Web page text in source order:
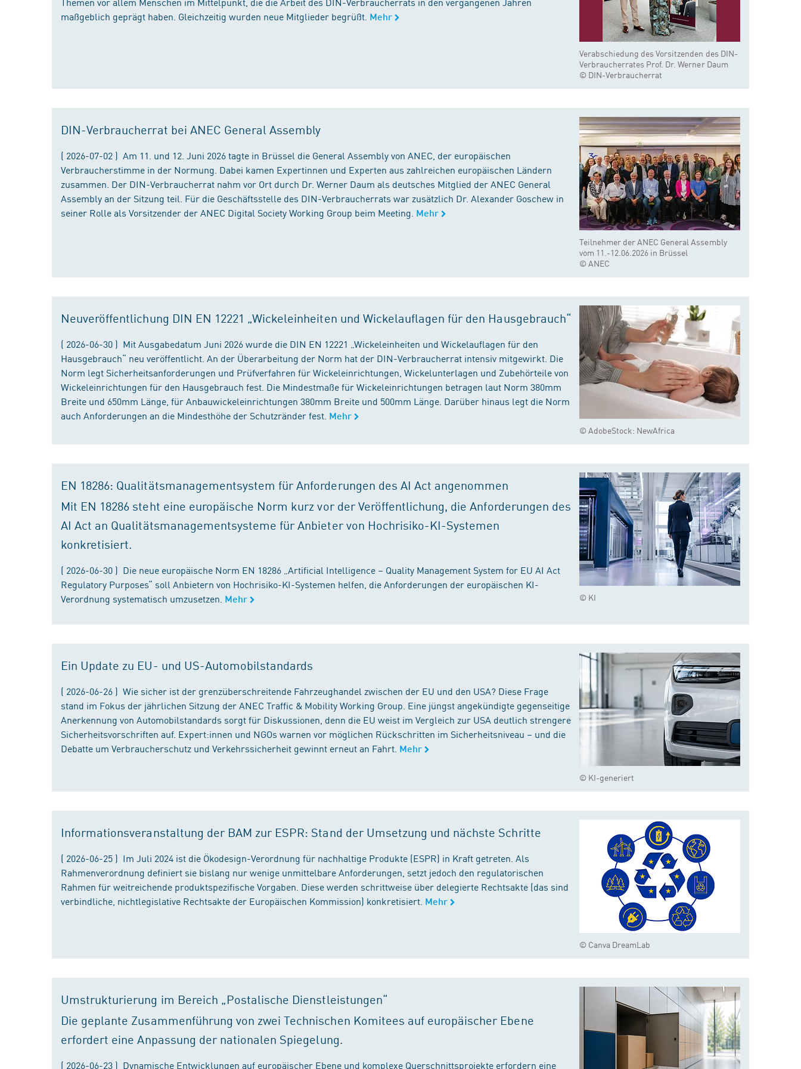
Verabschiedung des Vorsitzenden des DIN-
Verbraucherrates Prof. Dr. Werner Daum
© DIN-Verbraucherrat
maßgeblich geprägt haben. Gleichzeitig wurden neue Mitglieder begrüßt. Mehr
Teilnehmer der ANEC General Assembly
vom 11.-12.06.2026 in Brüssel
© ANEC
DIN-Verbraucherrat bei ANEC General Assembly
( 2026-07-02 ) Am 11. und 12. Juni 2026 tagte in Brüssel die General Assembly von ANEC, der europäischen
Verbraucherstimme in der Normung. Dabei kamen Expertinnen und Experten aus zahlreichen europäischen Ländern
zusammen. Der DIN-Verbraucherrat nahm vor Ort durch Dr. Werner Daum als deutsches Mitglied der ANEC General
Assembly an der Sitzung teil. Für die Geschäftsstelle des DIN-Verbraucherrats war zusätzlich Dr. Alexander Goschew in
seiner Rolle als Vorsitzender der ANEC Digital Society Working Group beim Meeting. Mehr
© AdobeStock: NewAfrica
Neuveröffentlichung DIN EN 12221 „Wickeleinheiten und Wickelauflagen für den Hausgebrauch“
( 2026-06-30 ) Mit Ausgabedatum Juni 2026 wurde die DIN EN 12221 „Wickeleinheiten und Wickelauflagen für den
Hausgebrauch“ neu veröffentlicht. An der Überarbeitung der Norm hat der DIN-Verbraucherrat intensiv mitgewirkt. Die
Norm legt Sicherheitsanforderungen und Prüfverfahren für Wickeleinrichtungen, Wickelunterlagen und Zubehörteile von
Wickeleinrichtungen für den Hausgebrauch fest. Die Mindestmaße für Wickeleinrichtungen betragen laut Norm 380mm
Breite und 650mm Länge, für Anbauwickeleinrichtungen 380mm Breite und 500mm Länge. Darüber hinaus legt die Norm
auch Anforderungen an die Mindesthöhe der Schutzränder fest. Mehr
© KI
EN 18286: Qualitätsmanagementsystem für Anforderungen des AI Act angenommen
Mit EN 18286 steht eine europäische Norm kurz vor der Veröffentlichung, die Anforderungen des
AI Act an Qualitätsmanagementsysteme für Anbieter von Hochrisiko-KI-Systemen
konkretisiert.
( 2026-06-30 ) Die neue europäische Norm EN 18286 „Artificial Intelligence – Quality Management System for EU AI Act
Regulatory Purposes“ soll Anbietern von Hochrisiko-KI-Systemen helfen, die Anforderungen der europäischen KI-
Verordnung systematisch umzusetzen. Mehr
© KI-generiert
Ein Update zu EU- und US-Automobilstandards
( 2026-06-26 ) Wie sicher ist der grenzüberschreitende Fahrzeughandel zwischen der EU und den USA? Diese Frage
stand im Fokus der jährlichen Sitzung der ANEC Traffic & Mobility Working Group. Eine jüngst angekündigte gegenseitige
Anerkennung von Automobilstandards sorgt für Diskussionen, denn die EU weist im Vergleich zur USA deutlich strengere
Sicherheitsvorschriften auf. Expert:innen und NGOs warnen vor möglichen Rückschritten im Sicherheitsniveau – und die
Debatte um Verbraucherschutz und Verkehrssicherheit gewinnt erneut an Fahrt. Mehr
© Canva DreamLab
Informationsveranstaltung der BAM zur ESPR: Stand der Umsetzung und nächste Schritte
( 2026-06-25 ) Im Juli 2024 ist die Ökodesign-Verordnung für nachhaltige Produkte (ESPR) in Kraft getreten. Als
Rahmenverordnung definiert sie bislang nur wenige unmittelbare Anforderungen, setzt jedoch den regulatorischen
Rahmen für weitreichende produktspezifische Vorgaben. Diese werden schrittweise über delegierte Rechtsakte (das sind
verbindliche, nichtlegislative Rechtsakte der Europäischen Kommission) konkretisiert. Mehr
Umstrukturierung im Bereich „Postalische Dienstleistungen“
Die geplante Zusammenführung von zwei Technischen Komitees auf europäischer Ebene
erfordert eine Anpassung der nationalen Spiegelung.
( 2026-06-23 ) Dynamische Entwicklungen auf europäischer Ebene und komplexe Querschnittsprojekte erfordern eine